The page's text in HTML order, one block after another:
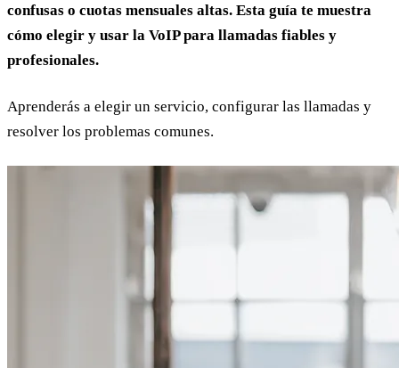
confusas o cuotas mensuales altas. Esta guía te muestra
cómo elegir y usar la VoIP para llamadas fiables y
profesionales.
Aprenderás a elegir un servicio, configurar las llamadas y
resolver los problemas comunes.